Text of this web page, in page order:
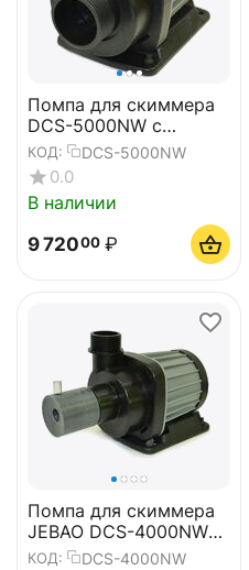
Помпа для скиммера
DCS-5000NW с
игольчатым ротором
КОД: DCS-5000NW
0.0
В наличии
9 72000 ₽
Помпа для скиммера
JEBAO DCS-4000NW
(без вентури)
КОД: DCS-4000NW